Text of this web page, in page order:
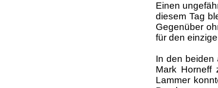
Einen
diesem Tag
Gegenüber
für den
In den beiden
Mark Horneff
Lammer